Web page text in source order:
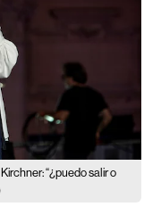
“¿puedo salir o